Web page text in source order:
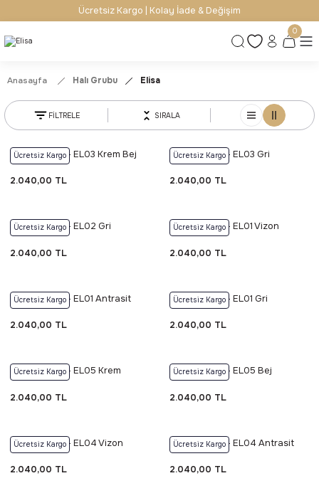
Ücretsiz Kargo | Kolay İade & Değişim
0
Anasayfa Halı Grubu Elisa
FİLTRELE SIRALA
Ücretsiz Kargo
Foneks Elisa - EL03 Krem Bej
2.040,00 TL
Ücretsiz Kargo
Foneks Elisa - EL03 Gri
2.040,00 TL
Ücretsiz Kargo
Foneks Elisa - EL02 Gri
2.040,00 TL
Ücretsiz Kargo
Foneks Elisa - EL01 Vizon
2.040,00 TL
Ücretsiz Kargo
Foneks Elisa - EL01 Antrasit
2.040,00 TL
Ücretsiz Kargo
Foneks Elisa - EL01 Gri
2.040,00 TL
Ücretsiz Kargo
Foneks Elisa - EL05 Krem
2.040,00 TL
Ücretsiz Kargo
Foneks Elisa - EL05 Bej
2.040,00 TL
Ücretsiz Kargo
Foneks Elisa - EL04 Vizon
2.040,00 TL
Ücretsiz Kargo
Foneks Elisa - EL04 Antrasit
2.040,00 TL